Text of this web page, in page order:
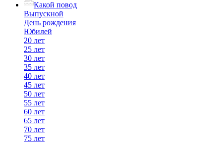
Какой повод
Выпускной
День рождения
Юбилей
20 лет
25 лет
30 лет
35 лет
40 лет
45 лет
50 лет
55 лет
60 лет
65 лет
70 лет
75 лет